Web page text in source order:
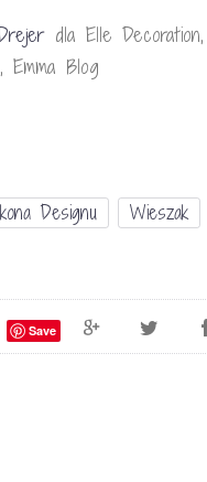
dla Elle Decoration,
Emma Blog
Designu Wieszak
Save